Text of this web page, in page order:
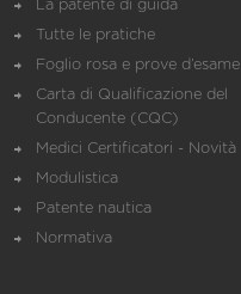
La patente di guida
Tutte le pratiche
Foglio rosa e prove d’esame
Carta di Qualificazione del
Conducente (CQC)
Medici Certificatori - Novità
Modulistica
Patente nautica
Normativa